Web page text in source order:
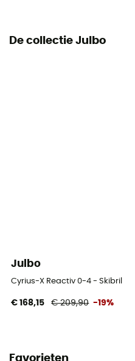
De collectie Julbo
Julbo
Cyrius-X Reactiv 0-4 - Skibril
€ 168,15 € 209,90 -19%
Favorieten